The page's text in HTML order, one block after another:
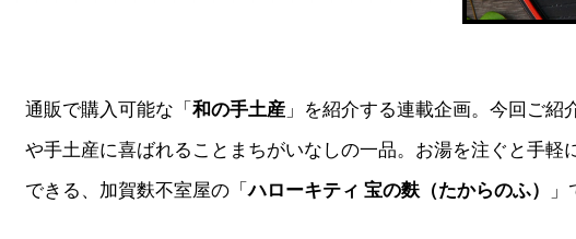
通販で購入可能な「 和の手土産 」を紹介する連載企画。今回ご紹
や手土産に喜ばれることまちがいなしの一品。お湯を注ぐと手軽
できる、加賀麩不室屋の「ハローキティ 宝の麩（たからのふ） 」